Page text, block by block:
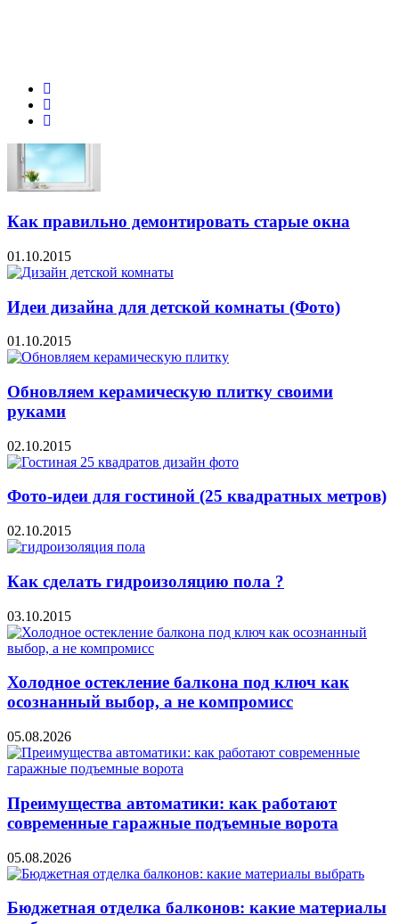
Как правильно демонтировать старые окна
01.10.2015
Идеи дизайна для детской комнаты (Фото)
01.10.2015
Обновляем керамическую плитку своими
руками
02.10.2015
Фото-идеи для гостиной (25 квадратных метров)
02.10.2015
Как сделать гидроизоляцию пола ?
03.10.2015
Холодное остекление балкона под ключ как
осознанный выбор, а не компромисс
05.08.2026
Преимущества автоматики: как работают
современные гаражные подъемные ворота
05.08.2026
Бюджетная отделка балконов: какие материалы